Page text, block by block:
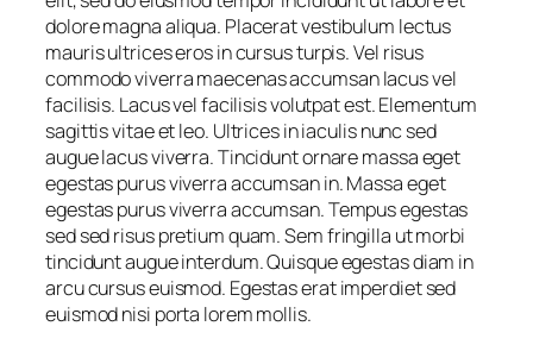
dolore magna aliqua. Placerat vestibulum lectus
mauris ultrices eros in cursus turpis. Vel risus
commodo viverra maecenas accumsan lacus vel
facilisis. Lacus vel facilisis volutpat est. Elementum
sagittis vitae et leo. Ultrices in iaculis nunc sed
augue lacus viverra. Tincidunt ornare massa eget
egestas purus viverra accumsan in. Massa eget
egestas purus viverra accumsan. Tempus egestas
sed sed risus pretium quam. Sem fringilla ut morbi
tincidunt augue interdum. Quisque egestas diam in
arcu cursus euismod. Egestas erat imperdiet sed
euismod nisi porta lorem mollis.